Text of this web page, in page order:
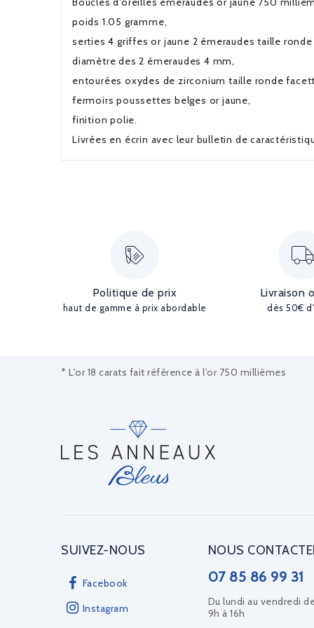
poids 1.05 gramme,
serties 4 griffes or jaune 2 émeraudes taille
diamètre des 2 émeraudes 4 mm,
entourées oxydes de zirconium taille ronde
fermoirs poussettes belges or jaune,
finition polie.
Livrées en écrin avec leur bulletin de
Politique de prix
haut de gamme à prix abordable
Livraison
dès 50€
* L'or 18 carats fait référence à l'or 750 millièmes
SUIVEZ-NOUS
Facebook
Instagram
NOUS
07 85 86 99 31
Du lundi au vendredi
9h à 16h